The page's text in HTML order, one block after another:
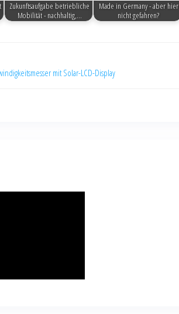
Zukunftsaufgabe betriebliche
Mobilität - nachhaltig,…
Made in Germany - aber hier
nicht gefahren?
mit Solar-LCD-Display